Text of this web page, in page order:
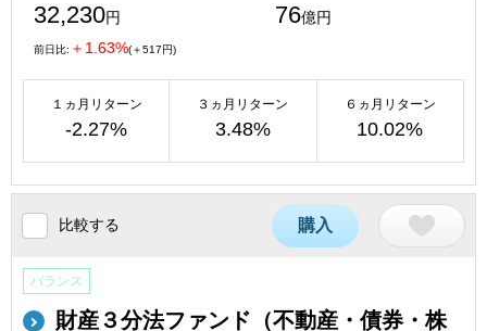
32,230円 76億円
前日比: ＋1.63%(＋517円)
１ヵ月リターン
-2.27%
３ヵ月リターン
3.48%
６ヵ月リターン
10.02%
比較する 購入
バランス
財産３分法ファンド（不動産・債券・株